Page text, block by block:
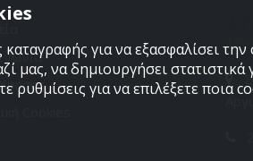
Cookies
για να εξασφαλίσει
μας, να δημιουργήσει στατιστικά
για να επιλέξετε ποια